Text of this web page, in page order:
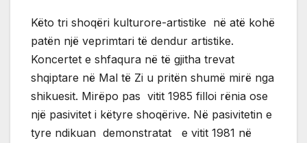
Këto tri shoqëri kulturore-artistike në atë kohë
patën një veprimtari të dendur artistike.
Koncertet e shfaqura në të gjitha trevat
shqiptare në Mal të Zi u pritën shumë mirë nga
shikuesit. Mirëpo pas vitit 1985 filloi rënia ose
një pasivitet i këtyre shoqërive. Në pasivitetin e
tyre ndikuan demonstratat e vitit 1981 në